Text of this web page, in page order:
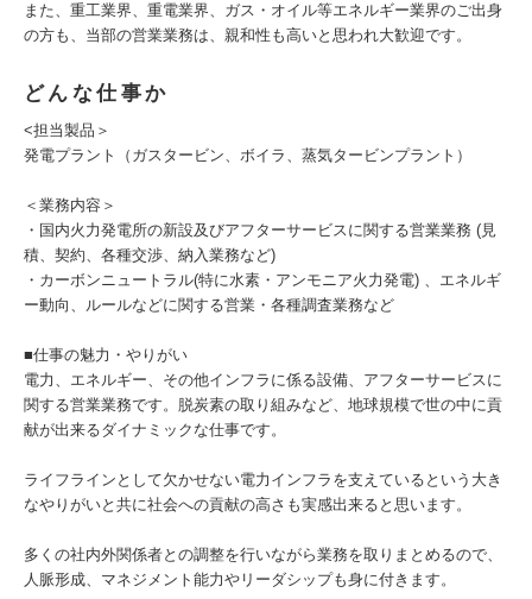
また、重工業界、重電業界、ガス・オイル等エネルギー業界のご出身
の方も、当部の営業業務は、親和性も高いと思われ大歓迎です。
どんな仕事か
<担当製品＞
発電プラント（ガスタービン、ボイラ、蒸気タービンプラント）
＜業務内容＞
・国内火力発電所の新設及びアフターサービスに関する営業業務 (見
積、契約、各種交渉、納入業務など)
・カーボンニュートラル(特に水素・アンモニア火力発電) 、エネルギ
ー動向、ルールなどに関する営業・各種調査業務など
■仕事の魅力・やりがい
電力、エネルギー、その他インフラに係る設備、アフターサービスに
関する営業業務です。脱炭素の取り組みなど、地球規模で世の中に貢
献が出来るダイナミックな仕事です。
ライフラインとして欠かせない電力インフラを支えているという大き
なやりがいと共に社会への貢献の高さも実感出来ると思います。
多くの社内外関係者との調整を行いながら業務を取りまとめるので、
人脈形成、マネジメント能力やリーダシップも身に付きます。